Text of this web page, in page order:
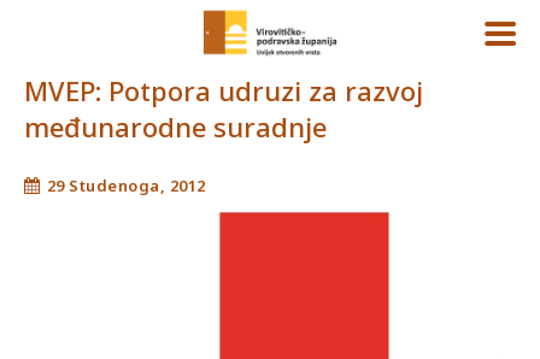
MVEP: Potpora udruzi za razvoj
međunarodne suradnje
29 Studenoga, 2012